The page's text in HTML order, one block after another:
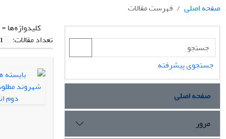
صفحه اصلی
فهرست مقالات
کلیدواژه‌ها =
تعداد مقالات:
1
جستجوی پیشرفته
صفحه اصلی
مرور